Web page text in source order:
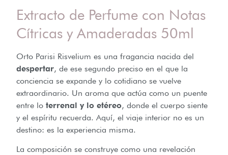
Extracto de Perfume con Notas
Cítricas y Amaderadas 50ml
Orto Parisi Risvelium es una fragancia nacida del
despertar, de ese segundo preciso en el que la
conciencia se expande y lo cotidiano se vuelve
extraordinario. Un aroma que actúa como un puente
entre lo terrenal y lo etéreo, donde el cuerpo siente
y el espíritu recuerda. Aquí, el viaje interior no es un
destino: es la experiencia misma.
La composición se construye como una revelación